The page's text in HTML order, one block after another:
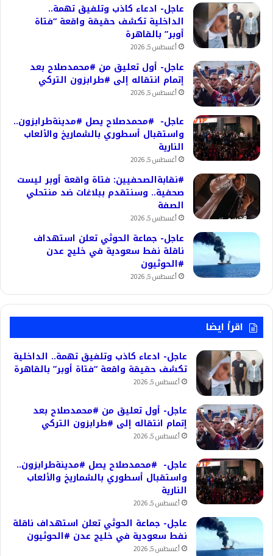
عاجل- ادعاء كاذب وتلفيق تهمة..
الداخلية تكشف حقيقة واقعة “فتاة
أوبر” بالقاهرة
أغسطس 5, 2026
عاجل- أول تعليق من #محمدصلاح بعد
إتمام انتقاله إلى #طرابزون التركي
أغسطس 5, 2026
عاجل- #محمدصلاح يصل #مدينةطرابزون..
واستقبال أسطوري بالشماريخ والألعاب
النارية
أغسطس 5, 2026
#نقابةالصحفيين: فتاة واقعة أوبر ليست
صحفية.. وسنتقدم ببلاغات ضد منتحلي
الصفة
أغسطس 5, 2026
عاجل- جماعة الحوثي تعلن استهداف
ناقلة نفط سعودية في خليج عدن
#الحوثيون
أغسطس 5, 2026
اقرأ ايضا
عاجل- ادعاء كاذب وتلفيق تهمة.. الداخلية
تكشف حقيقة واقعة “فتاة أوبر” بالقاهرة
أغسطس 5, 2026
عاجل- أول تعليق من #محمدصلاح بعد
إتمام انتقاله إلى #طرابزون التركي
أغسطس 5, 2026
عاجل- #محمدصلاح يصل #مدينةطرابزون..
واستقبال أسطوري بالشماريخ والألعاب
النارية
أغسطس 5, 2026
عاجل- جماعة الحوثي تعلن استهداف ناقلة
نفط سعودية في خليج عدن #الحوثيون
أغسطس 5, 2026